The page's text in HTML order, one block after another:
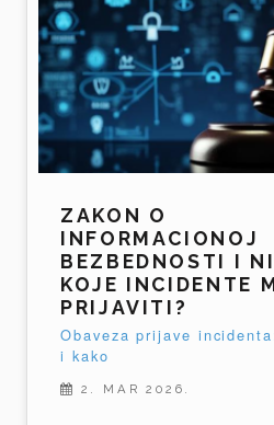
ZAKON O
INFORMACIONOJ
BEZBEDNOSTI I
KOJE INCIDENTE
PRIJAVITI?
Obaveza prijave
i kako
2. MAR 2026.